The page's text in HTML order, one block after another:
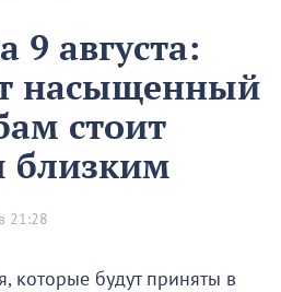
9 августа:
насыщенный
стоит
близким
21:28
которые будут приняты в